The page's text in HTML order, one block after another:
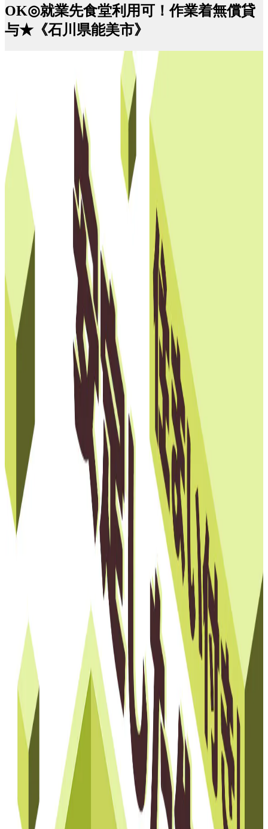
OK◎就業先食堂利用可！作業着無償貸
与★《石川県能美市》